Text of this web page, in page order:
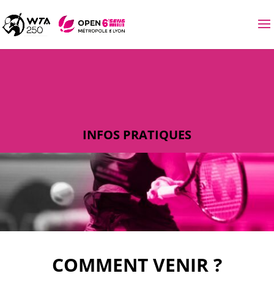
INFOS PRATIQUES
COMMENT VENIR ?